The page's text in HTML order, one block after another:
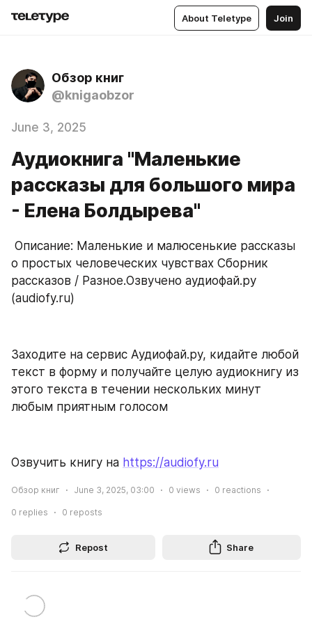
About Teletype Join
Обзор книг
@knigaobzor
June 3, 2025
Аудиокнига "Маленькие
рассказы для большого мира
- Елена Болдырева"
о простых человеческих чувствах Сборник
рассказов / Разное.Озвучено аудиофай.ру
(audiofy.ru)
Заходите на сервис Аудиофай.ру, кидайте любой
текст в форму и получайте целую аудиокнигу из
этого текста в течении нескольких минут
любым приятным голосом
Озвучить книгу на https://audiofy.ru
Обзор книг June 3, 2025, 03:00 0 views 0 reactions
0 replies 0 reposts
Repost Share